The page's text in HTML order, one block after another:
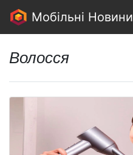
Мобільні Новини
Волосся